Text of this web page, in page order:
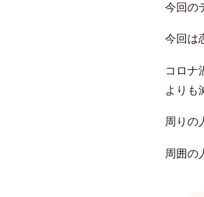
今回の
今回は
コロナ
よりも
周りの
周囲の